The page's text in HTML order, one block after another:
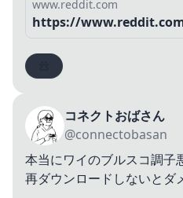
www.reddit.com
https://
コネクトおばさん
@connectobasan
本当にワイのブルスコ調子
再ダウンロードしないとダ